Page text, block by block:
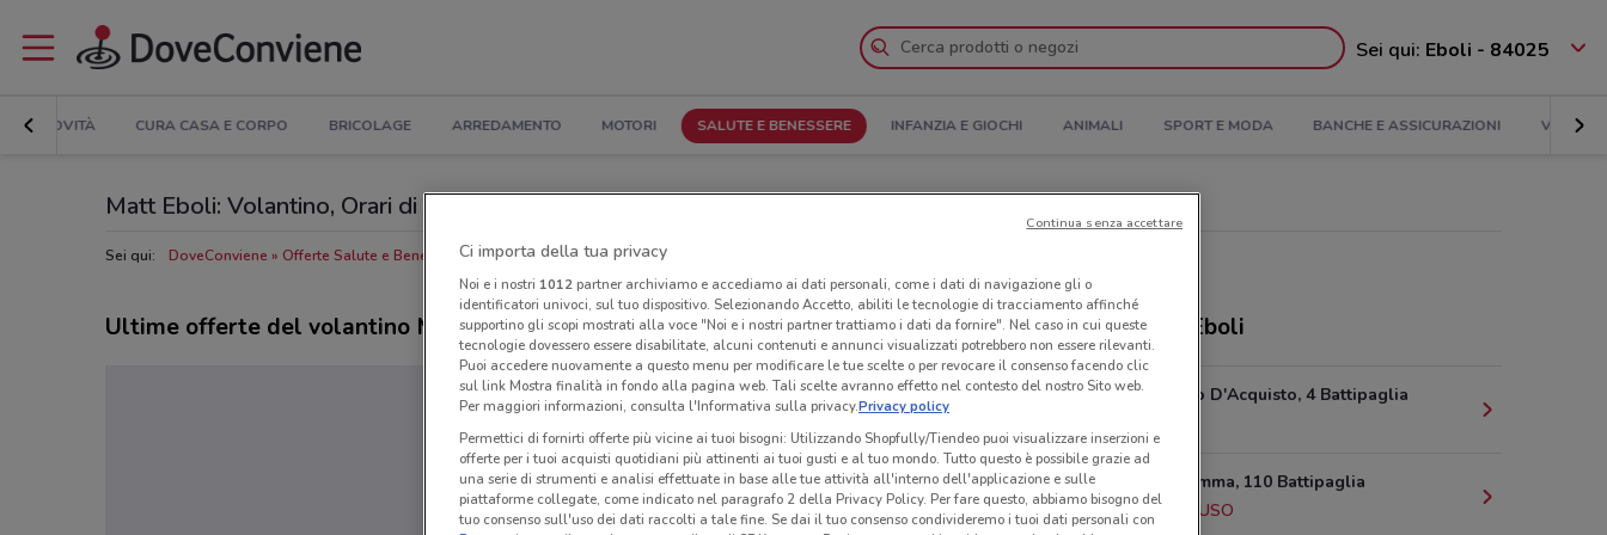
Sei qui: Eboli - 84025
NOVITÀ CURA CASA E CORPO BRICOLAGE ARREDAMENTO MOTORI SALUTE E BENESSERE INFANZIA E GIOCHI ANIMALI SPORT E MODA BANCHE E ASSICURAZIONI VIAGGI
Matt Eboli: Volantino, Orari di apertura e Indirizzi
Sei qui: DoveConviene Offerte Salute e Benessere a Eboli Negozi Matt a Eboli
Ultime offerte del volantino Matt Negozi Matt a Eboli
Piazza Salvo D'Acquisto, 4 Battipaglia
Via Rosa Jemma, 110 Battipaglia
6.7 km
CHIUSO
Ci importa della tua privacy
Noi e i nostri 1012partner archiviamo e accediamo ai dati personali, come i dati di navigazione gli o
identificatori univoci, sul tuo dispositivo. Selezionando Accetto, abiliti le tecnologie di tracciamento affinché
supportino gli scopi mostrati alla voce "Noi e i nostri partner trattiamo i dati da fornire". Nel caso in cui queste
tecnologie dovessero essere disabilitate, alcuni contenuti e annunci visualizzati potrebbero non essere rilevanti.
Puoi accedere nuovamente a questo menu per modificare le tue scelte o per revocare il consenso facendo clic
sul link Mostra finalità in fondo alla pagina web. Tali scelte avranno effetto nel contesto del nostro Sito web.
Per maggiori informazioni, consulta l'Informativa sulla privacy.Privacy policy
Permettici di fornirti offerte più vicine ai tuoi bisogni: Utilizzando Shopfully/Tiendeo puoi visualizzare inserzioni e
offerte per i tuoi acquisti quotidiani più attinenti ai tuoi gusti e al tuo mondo. Tutto questo è possibile grazie ad
una serie di strumenti e analisi effettuate in base alle tue attività all'interno dell'applicazione e sulle
piattaforme collegate, come indicato nel paragrafo 2 della Privacy Policy. Per fare questo, abbiamo bisogno del
tuo consenso sull'uso dei dati raccolti a tale fine. Se dai il tuo consenso condivideremo i tuoi dati personali con
Continua senza accettare